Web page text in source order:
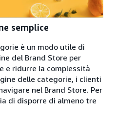
semplice
è un modo utile di
del Brand Store per
e ridurre la complessità
delle categorie, i clienti
nel Brand Store. Per
di disporre di almeno tre